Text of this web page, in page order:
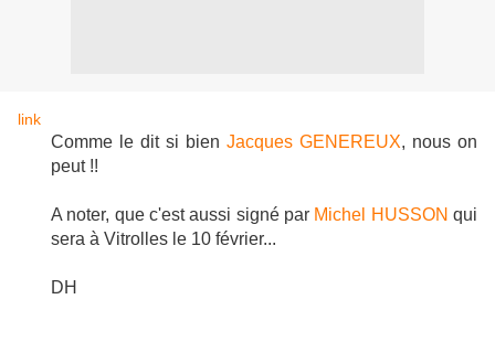
link
Comme le dit si bien Jacques GENEREUX, nous on
peut !!
A noter, que c'est aussi signé par Michel HUSSON qui
sera à Vitrolles le 10 février...
DH